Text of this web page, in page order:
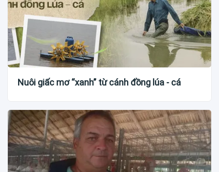
Nuôi giấc mơ “xanh” từ cánh đồng lúa - cá